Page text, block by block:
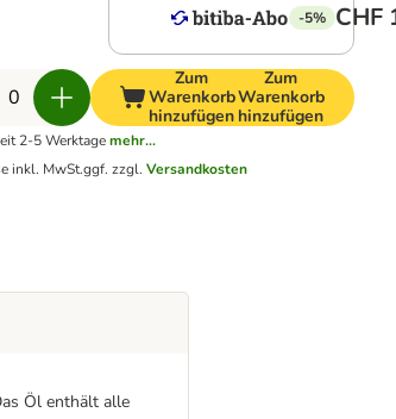
-5% CHF
Zum
Warenkorb
hinzufügen
Zum
Warenkorb
hinzufügen
2-5 Werktage mehr...
inkl. MwSt.ggf. zzgl. Versandkosten
Öl enthält alle